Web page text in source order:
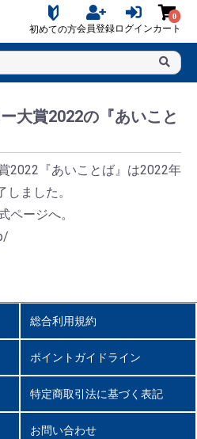
初めての方会員登録ログイン
0
カート
大賞2022の『あいこと
2022『あいことば』は2022年
ました。
ページへ。
総合利用規約
ポイントガイドライン
特定商取引法に基づく表記
お問い合わせ